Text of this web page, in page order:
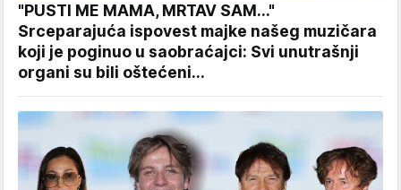
"PUSTI ME MAMA, MRTAV SAM..."
Srceparajuća ispovest majke našeg muzičara
koji je poginuo u saobraćajci: Svi unutrašnji
organi su bili oštećeni...